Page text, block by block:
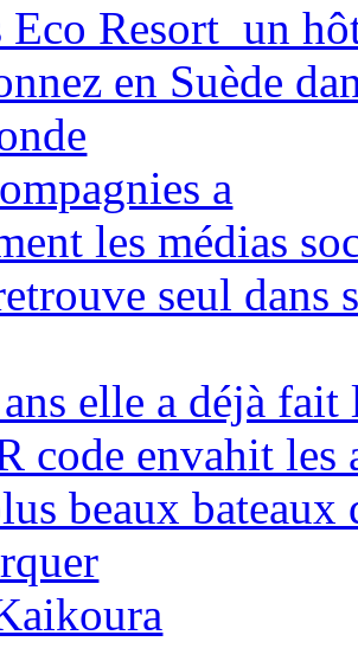
Eco Resort un
en Suède
a
les médias
seul dans
elle a déjà
code envahit les
beaux bateaux